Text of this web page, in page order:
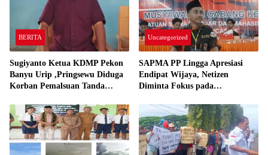
BERITA
Sugiyanto Ketua KDMP Pekon
Banyu Urip ,Pringsewu Diduga
Korban Pemalsuan Tanda
Pringsewu
Uncategorized
SAPMA PP Lingga Apresiasi
Endipat Wijaya, Netizen
Diminta Fokus pada